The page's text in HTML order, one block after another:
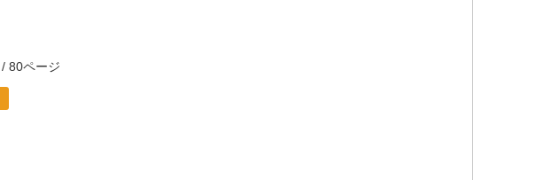
80ページ